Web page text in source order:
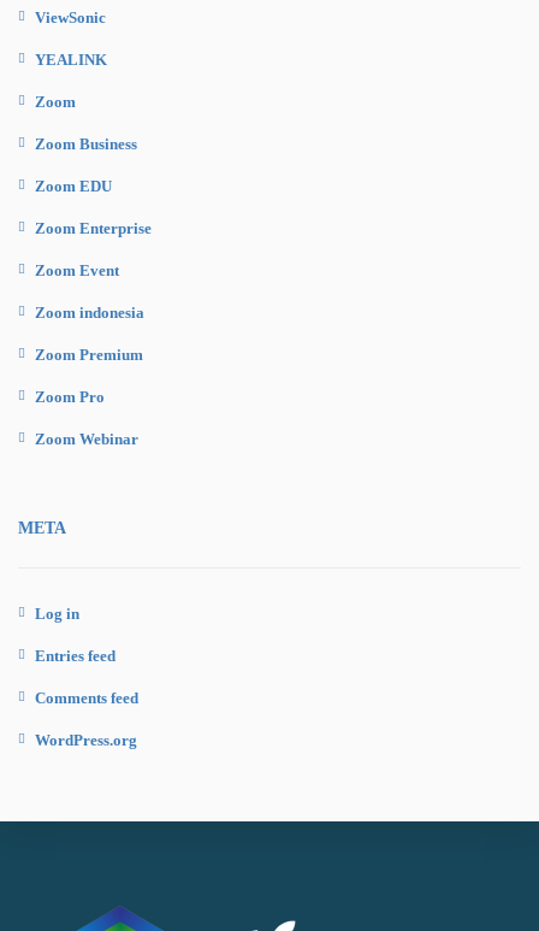
ViewSonic
YEALINK
Zoom
Zoom Business
Zoom EDU
Zoom Enterprise
Zoom Event
Zoom indonesia
Zoom Premium
Zoom Pro
Zoom Webinar
META
Log in
Entries feed
Comments feed
WordPress.org